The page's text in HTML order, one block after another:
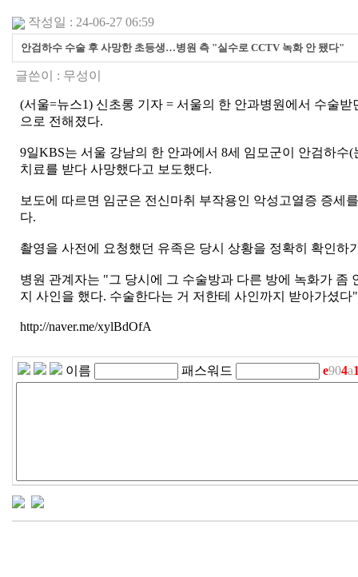
작성일 : 24-06-27 06:59
안검하수 수술 후 사망한 초등생…병원 측 "실수로 CCTV 녹화 안 됐다"
글쓴이 : 무성이
(서울=뉴스1) 신초롱 기자 = 서울의 한 안과병원에서 수술
으로 전해졌다.
9일KBS는 서울 강남의 한 안과에서 8세 임모군이 안검하
치료를 받다 사망했다고 보도했다.
보도에 따르면 임군은 전신마취 부작용인 악성고열증 증세
다.
촬영을 사전에 요청했던 유족은 당시 상황을 정확히 확인
병원 관계자는 "그 당시에 그 수술방과 다른 방에 녹화가
지 사인을 했다. 수술한다는 거 저한테 사인까지 받아가셨
http://naver.me/xylBdOfA
이름 패스워드 e904a